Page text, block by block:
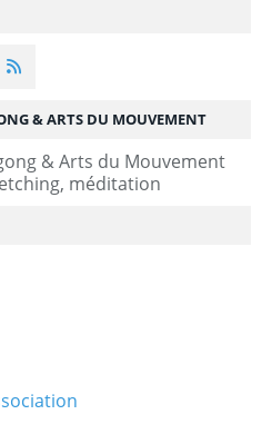
& ARTS DU MOUVEMENT
méditation